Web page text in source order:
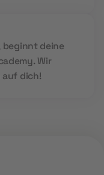
beginnt deine
Wir
dich!